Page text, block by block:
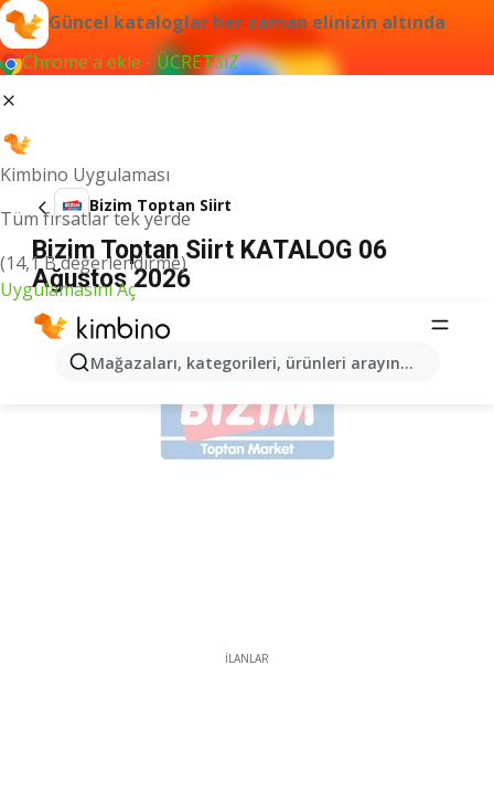
Güncel kataloglar her zaman elinizin altında
Chrome'a ekle - ÜCRETSİZ
Kimbino Uygulaması
Tüm fırsatlar tek yerde
(14,1 B değerlendirme)
Uygulamasını Aç
Mağazaları, kategorileri, ürünleri arayın...
Bizim Toptan Siirt
Bizim Toptan Siirt KATALOG 06
Ağustos 2026
İLANLAR